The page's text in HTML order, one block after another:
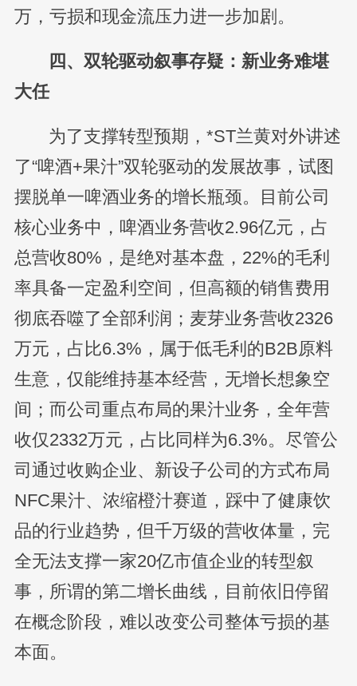
万，亏损和现金流压力进一步加剧。
四、双轮驱动叙事存疑：新业务难堪
大任
为了支撑转型预期，*ST兰黄对外讲述
了“啤酒+果汁”双轮驱动的发展故事，试图
摆脱单一啤酒业务的增长瓶颈。目前公司
核心业务中，啤酒业务营收2.96亿元，占
总营收80%，是绝对基本盘，22%的毛利
率具备一定盈利空间，但高额的销售费用
彻底吞噬了全部利润；麦芽业务营收2326
万元，占比6.3%，属于低毛利的B2B原料
生意，仅能维持基本经营，无增长想象空
间；而公司重点布局的果汁业务，全年营
收仅2332万元，占比同样为6.3%。尽管公
司通过收购企业、新设子公司的方式布局
NFC果汁、浓缩橙汁赛道，踩中了健康饮
品的行业趋势，但千万级的营收体量，完
全无法支撑一家20亿市值企业的转型叙
事，所谓的第二增长曲线，目前依旧停留
在概念阶段，难以改变公司整体亏损的基
本面。